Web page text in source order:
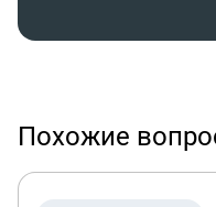
https://vkvideo.ru/video-
Похожие